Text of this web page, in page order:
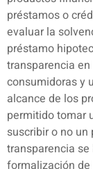
préstamos o
evaluar la
préstamo
transparencia
consumidoras y
alcance de los
permitido tomar
suscribir o no
transparencia